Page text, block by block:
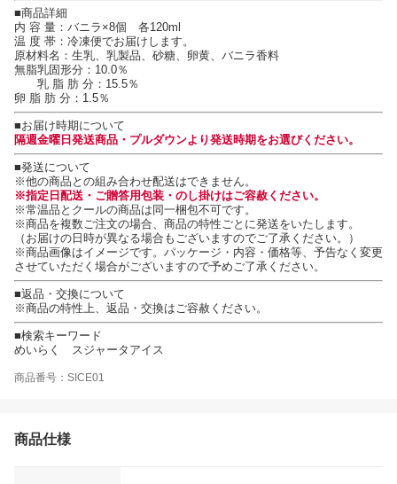
■商品詳細
内 容 量：バニラ×8個 各120ml
温 度 帯：冷凍便でお届けします。
原材料名：生乳、乳製品、砂糖、卵黄、バニラ香料
無脂乳固形分：10.0％
乳 脂 肪 分：15.5％
卵 脂 肪 分：1.5％
■お届け時期について
隔週金曜日発送商品・プルダウンより発送時期をお選びください。
■発送について
※他の商品との組み合わせ配送はできません。
※指定日配送・ご贈答用包装・のし掛けはご容赦ください。
※常温品とクールの商品は同一梱包不可です。
※商品を複数ご注文の場合、商品の特性ごとに発送をいたします。
（お届けの日時が異なる場合もございますのでご了承ください。）
※商品画像はイメージです。パッケージ・内容・価格等、予告なく変更
させていただく場合がございますので予めご了承ください。
■返品・交換について
※商品の特性上、返品・交換はご容赦ください。
■検索キーワード
めいらく スジャータアイス
商品番号：SICE01
商品仕様